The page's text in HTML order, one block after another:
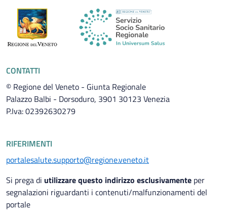
CONTATTI
© Regione del Veneto - Giunta Regionale
Palazzo Balbi - Dorsoduro, 3901 30123 Venezia
P.Iva: 02392630279
RIFERIMENTI
portalesalute.supporto@regione.veneto.it
Si prega di utilizzare questo indirizzo esclusivamente per
segnalazioni riguardanti i contenuti/malfunzionamenti del
portale